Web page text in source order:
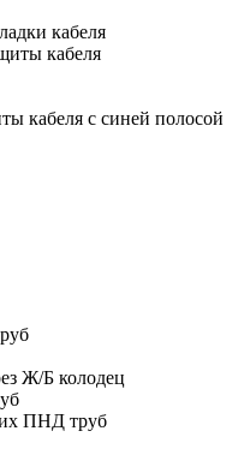
кабеля
кабеля
кабеля с синей полосой
Ж/Б колодец
ПНД труб